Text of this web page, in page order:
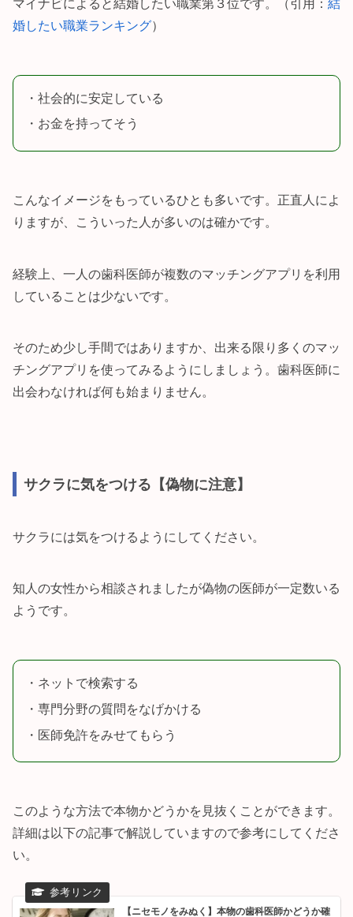
マイナビによると結婚したい職業第３位です。（引用： 結
婚したい職業ランキング）
・社会的に安定している
・お金を持ってそう
こんなイメージをもっているひとも多いです。正直人によ
りますが、こういった人が多いのは確かです。
経験上、一人の歯科医師が複数のマッチングアプリを利用
していることは少ないです。
そのため少し手間ではありますか、出来る限り多くのマッ
チングアプリを使ってみるようにしましょう。歯科医師に
出会わなければ何も始まりません。
サクラに気をつける【偽物に注意】
サクラには気をつけるようにしてください。
知人の女性から相談されましたが偽物の医師が一定数いる
ようです。
・ネットで検索する
・専門分野の質問をなげかける
・医師免許をみせてもらう
このような方法で本物かどうかを見抜くことができます。
詳細は以下の記事で解説していますので参考にしてくださ
い。
【ニセモノをみぬく】本物の歯科医師かどうか確